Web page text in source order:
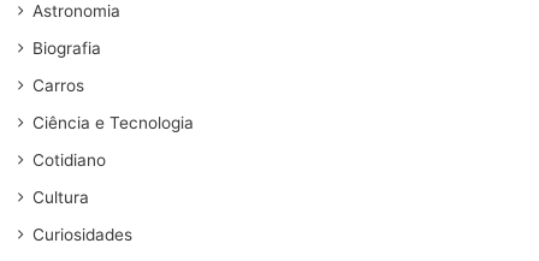
Astronomia
Biografia
Carros
Ciência e Tecnologia
Cotidiano
Cultura
Curiosidades